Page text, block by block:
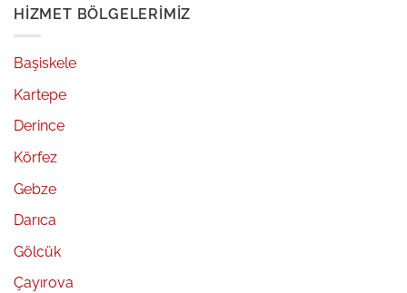
HIZMET BÖLGELERIMIZ
Başiskele
Kartepe
Derince
Körfez
Gebze
Darıca
Gölcük
Çayırova